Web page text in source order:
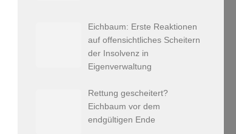
Eichbaum: Erste Reaktionen
auf offensichtliches Scheitern
der Insolvenz in
Eigenverwaltung
Rettung gescheitert?
Eichbaum vor dem
endgültigen Ende